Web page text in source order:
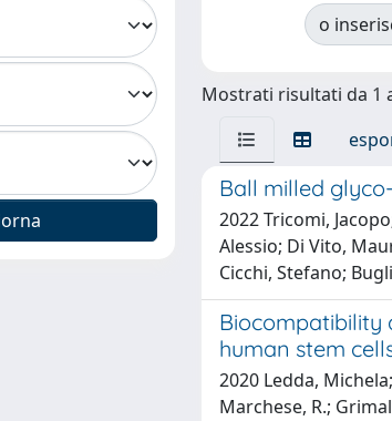
o
Mostrati risultati da 1
Ball milled
2022 Tricomi,
Alessio; Di Vito,
Cicchi, Stefano;
Biocompatibility
human stem
2020 Ledda,
Marchese, R.;